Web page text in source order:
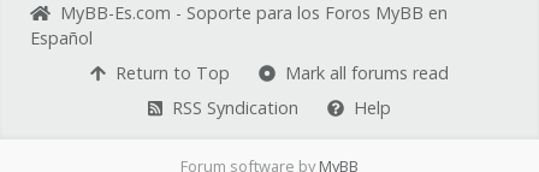
MyBB-Es.com - Soporte para los Foros MyBB en
Español
Return to Top
Mark all forums read
RSS Syndication
Help
Forum software by MyBB